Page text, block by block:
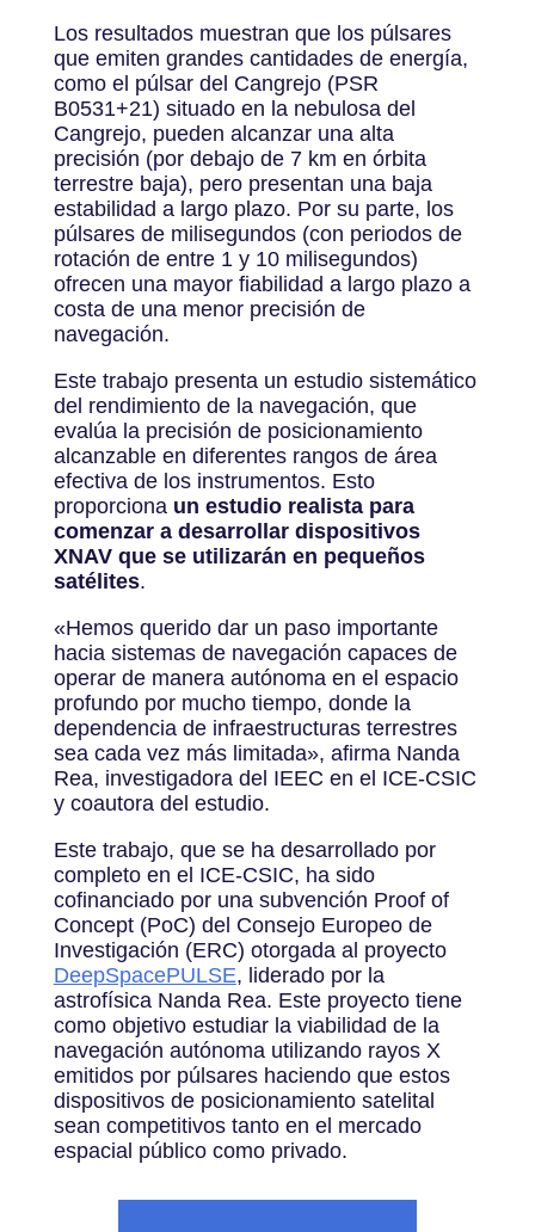
Los resultados muestran que los púlsares
que emiten grandes cantidades de energía,
como el púlsar del Cangrejo (PSR
B0531+21) situado en la nebulosa del
Cangrejo, pueden alcanzar una alta
precisión (por debajo de 7 km en órbita
terrestre baja), pero presentan una baja
estabilidad a largo plazo. Por su parte, los
púlsares de milisegundos (con periodos de
rotación de entre 1 y 10 milisegundos)
ofrecen una mayor fiabilidad a largo plazo a
costa de una menor precisión de
navegación.
Este trabajo presenta un estudio sistemático
del rendimiento de la navegación, que
evalúa la precisión de posicionamiento
alcanzable en diferentes rangos de área
efectiva de los instrumentos. Esto
proporciona un estudio realista para
comenzar a desarrollar dispositivos
XNAV que se utilizarán en pequeños
satélites.
«Hemos querido dar un paso importante
hacia sistemas de navegación capaces de
operar de manera autónoma en el espacio
profundo por mucho tiempo, donde la
dependencia de infraestructuras terrestres
sea cada vez más limitada», afirma Nanda
Rea, investigadora del IEEC en el ICE-CSIC
y coautora del estudio.
Este trabajo, que se ha desarrollado por
completo en el ICE-CSIC, ha sido
cofinanciado por una subvención Proof of
Concept (PoC) del Consejo Europeo de
Investigación (ERC) otorgada al proyecto
DeepSpacePULSE, liderado por la
astrofísica Nanda Rea. Este proyecto tiene
como objetivo estudiar la viabilidad de la
navegación autónoma utilizando rayos X
emitidos por púlsares haciendo que estos
dispositivos de posicionamiento satelital
sean competitivos tanto en el mercado
espacial público como privado.